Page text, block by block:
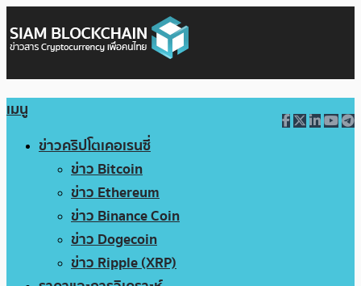
เมนู
ข่าวคริปโตเคอเรนซี่
ข่าว Bitcoin
ข่าว Ethereum
ข่าว Binance Coin
ข่าว Dogecoin
ข่าว Ripple (XRP)